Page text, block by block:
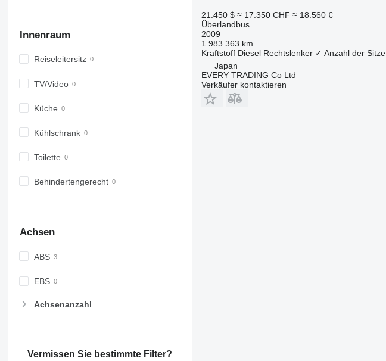
Innenraum
Reiseleitersitz
TV/Video
Küche
Kühlschrank
Toilette
Behindertengerecht
Achsen
ABS
EBS
Achsenanzahl
Vermissen Sie bestimmte Filter?
21.450 $ ≈ 17.350 CHF ≈ 18.560 €
Überlandbus
2009
1.983.363 km
Kraftstoff Diesel Rechtslenker ✓ Anzahl der Sitze
Japan
EVERY TRADING Co Ltd
Verkäufer kontaktieren